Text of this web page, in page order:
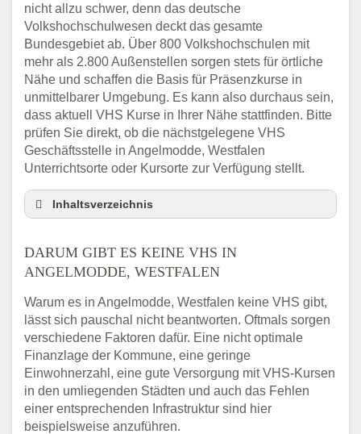
nicht allzu schwer, denn das deutsche
Volkshochschulwesen deckt das gesamte
Bundesgebiet ab. Über 800 Volkshochschulen mit
mehr als 2.800 Außenstellen sorgen stets für örtliche
Nähe und schaffen die Basis für Präsenzkurse in
unmittelbarer Umgebung. Es kann also durchaus sein,
dass aktuell VHS Kurse in Ihrer Nähe stattfinden. Bitte
prüfen Sie direkt, ob die nächstgelegene VHS
Geschäftsstelle in Angelmodde, Westfalen
Unterrichtsorte oder Kursorte zur Verfügung stellt.
Inhaltsverzeichnis
Westfalen
3 schnelle Tipps
Angelmodde, Westfalen VHS-Kurse in Ihrer
Nähe
Abendschule in der Region rund um
Angelmodde, Westfalen
VHS steht für Erwachsenenbildung
Online-Kurse: Alternative Angebote zum
VHS-Kurs
DARUM GIBT ES KEINE VHS IN
ANGELMODDE, WESTFALEN
Warum es in Angelmodde, Westfalen keine VHS gibt,
lässt sich pauschal nicht beantworten. Oftmals sorgen
verschiedene Faktoren dafür. Eine nicht optimale
Finanzlage der Kommune, eine geringe
Einwohnerzahl, eine gute Versorgung mit VHS-Kursen
in den umliegenden Städten und auch das Fehlen
einer entsprechenden Infrastruktur sind hier
beispielsweise anzuführen.